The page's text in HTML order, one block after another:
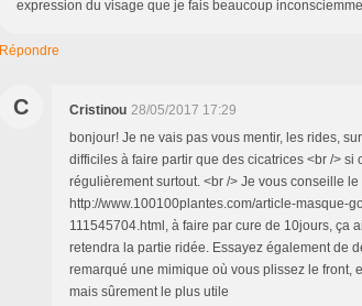
expression du visage que je fais beaucoup
Répondre
C Cristinou 28/05/2017 17:29
bonjour! Je ne vais pas vous mentir, les rides,
difficiles à faire partir que des cicatrices <br /> si
régulièrement surtout. <br /> Je vous conseille
http://www.100100plantes.com/article-masque-
111545704.html, à faire par cure de 10jours, ça
retendra la partie ridée. Essayez également de
remarqué une mimique où vous plissez le front,
mais sûrement le plus utile